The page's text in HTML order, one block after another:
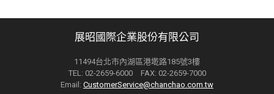
展昭國際企業股份有限公司
11494台北市內湖區港墘路185號3樓
TEL: 02-2659-6000 FAX: 02-2659-7000
Email: CustomerService@chanchao.com.tw